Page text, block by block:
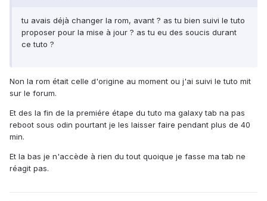
tu avais déjà changer la rom, avant ? as tu bien suivi le tuto
proposer pour la mise à jour ? as tu eu des soucis durant
ce tuto ?
Non la rom était celle d'origine au moment ou j'ai suivi le tuto mit
sur le forum.
Et des la fin de la premiére étape du tuto ma galaxy tab na pas
reboot sous odin pourtant je les laisser faire pendant plus de 40
min.
Et la bas je n'accède à rien du tout quoique je fasse ma tab ne
réagit pas.